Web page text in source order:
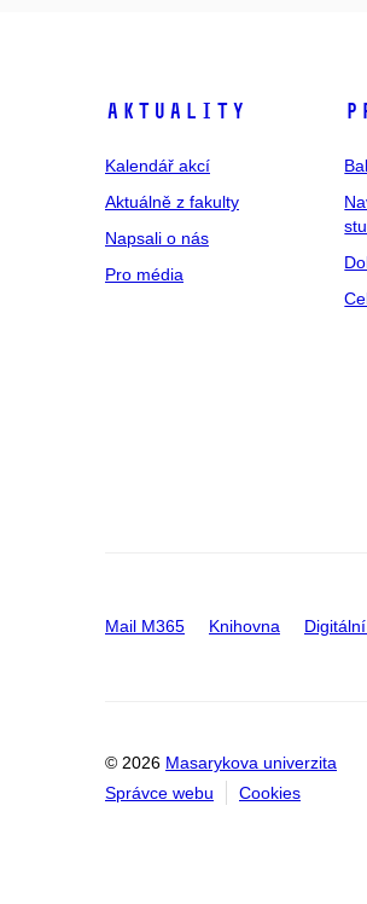
Aktuality
Kalendář akcí
Aktuálně z fakulty
Napsali o nás
Pro média
Mail M365 Knihovna
© 2026 Masarykova univerzita
Správce webu
Cookies